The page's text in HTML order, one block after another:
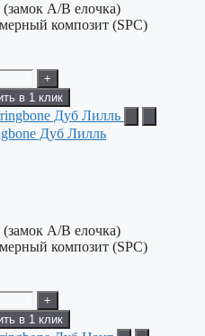
А/В елочка)
композит (SPC)
+
в 1 клик
Дуб Лилль
А/В елочка)
композит (SPC)
+
в 1 клик